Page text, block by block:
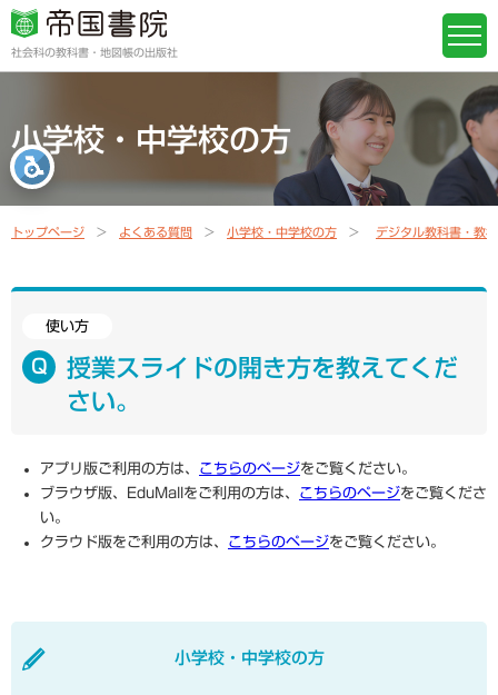
社会科の教科書・地図帳の出版社
小学校・中学校の方
トップページ よくある質問 小学校・中学校の方 デジタル教科書・教材
使い方
授業スライドの開き方を教えてくだ
さい。
アプリ版ご利用の方は、 こちらのページをご覧ください。
ブラウザ版、EduMallをご利用の方は、 こちらのページをご覧くださ
い。
クラウド版をご利用の方は、 こちらのページをご覧ください。
小学校・中学校の方